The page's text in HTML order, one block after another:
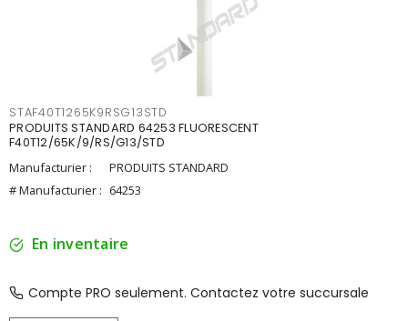
STAF40T1265K9RSG13STD
PRODUITS STANDARD 64253 FLUORESCENT
F40T12/65K/9/RS/G13/STD
Manufacturier :
PRODUITS STANDARD
# Manufacturier : 64253
En inventaire
Compte PRO seulement. Contactez votre succursale